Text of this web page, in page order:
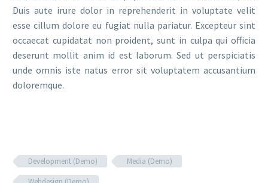
Duis aute irure dolor in reprehenderit in voluptate velit
esse cillum dolore eu fugiat nulla pariatur. Excepteur sint
occaecat cupidatat non proident, sunt in culpa qui officia
deserunt mollit anim id est laborum. Sed ut perspiciatis
unde omnis iste natus error sit voluptatem accusantium
doloremque.
Development (Demo)
Media (Demo)